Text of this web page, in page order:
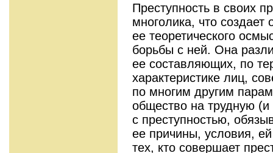
Преступность в своих
многолика, что создает
ее теоретического
борьбы с ней. Она
ее составляющих, по
характеристике лиц,
по многим другим
общество на трудную
с преступностью,
ее причины, условия,
тех, кто совершает